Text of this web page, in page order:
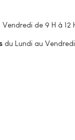
de 9 H à 12
du Lundi au